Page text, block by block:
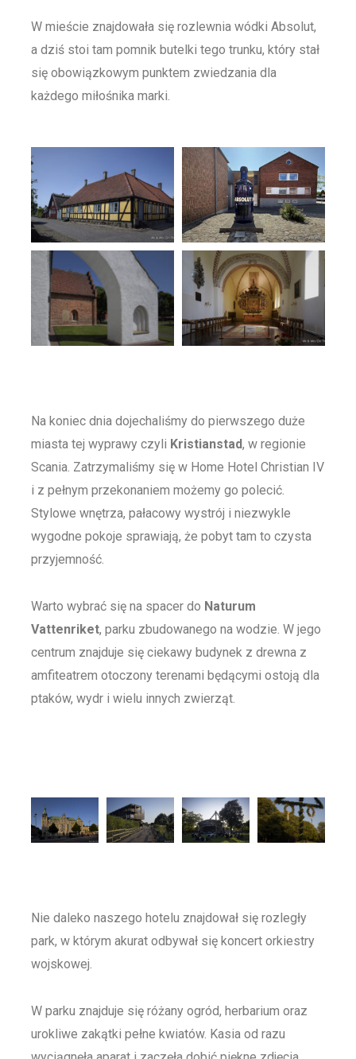
W mieście znajdowała się rozlewnia wódki Absolut,
a dziś stoi tam pomnik butelki tego trunku, który stał
się obowiązkowym punktem zwiedzania dla
każdego miłośnika marki.
Na koniec dnia dojechaliśmy do pierwszego duże
miasta tej wyprawy czyli Kristianstad, w regionie
Scania. Zatrzymaliśmy się w Home Hotel Christian IV
i z pełnym przekonaniem możemy go polecić.
Stylowe wnętrza, pałacowy wystrój i niezwykle
wygodne pokoje sprawiają, że pobyt tam to czysta
przyjemność.
Warto wybrać się na spacer do Naturum
Vattenriket, parku zbudowanego na wodzie. W jego
centrum znajduje się ciekawy budynek z drewna z
amfiteatrem otoczony terenami będącymi ostoją dla
ptaków, wydr i wielu innych zwierząt.
Nie daleko naszego hotelu znajdował się rozległy
park, w którym akurat odbywał się koncert orkiestry
wojskowej.
W parku znajduje się różany ogród, herbarium oraz
urokliwe zakątki pełne kwiatów. Kasia od razu